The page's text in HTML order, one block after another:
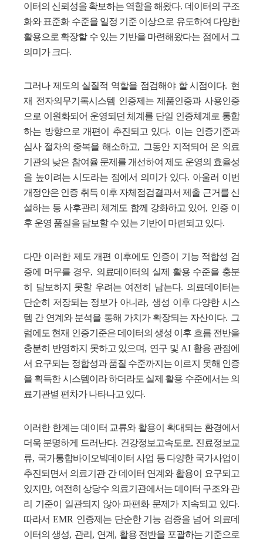
이터의 신뢰성을 확보하는 역할을 해왔다. 데이터의 구조
화와 표준화 수준을 일정 기준 이상으로 유도하여 다양한
활용으로 확장할 수 있는 기반을 마련해왔다는 점에서 그
의미가 크다.
그러나 제도의 실질적 역할을 점검해야 할 시점이다. 현
재 전자의무기록시스템 인증제는 제품인증과 사용인증
으로 이원화되어 운영되던 체계를 단일 인증체계로 통합
하는 방향으로 개편이 추진되고 있다. 이는 인증기준과
심사 절차의 중복을 해소하고, 그동안 지적되어 온 의료
기관의 낮은 참여율 문제를 개선하여 제도 운영의 효율성
을 높이려는 시도라는 점에서 의미가 있다. 아울러 이번
개정안은 인증 취득 이후 자체점검결과서 제출 근거를 신
설하는 등 사후관리 체계도 함께 강화하고 있어, 인증 이
후 운영 품질을 담보할 수 있는 기반이 마련되고 있다.
다만 이러한 제도 개편 이후에도 인증이 기능 적합성 검
증에 머무를 경우, 의료데이터의 실제 활용 수준을 충분
히 담보하지 못할 우려는 여전히 남는다. 의료데이터는
단순히 저장되는 정보가 아니라, 생성 이후 다양한 시스
템 간 연계와 분석을 통해 가치가 확장되는 자산이다. 그
럼에도 현재 인증기준은 데이터의 생성 이후 흐름 전반을
충분히 반영하지 못하고 있으며, 연구 및 AI 활용 관점에
서 요구되는 정합성과 품질 수준까지는 이르지 못해 인증
을 획득한 시스템이라 하더라도 실제 활용 수준에서는 의
료기관별 편차가 나타나고 있다.
이러한 한계는 데이터 교류와 활용이 확대되는 환경에서
더욱 분명하게 드러난다. 건강정보고속도로, 진료정보교
류, 국가통합바이오빅데이터 사업 등 다양한 국가사업이
추진되면서 의료기관 간 데이터 연계와 활용이 요구되고
있지만, 여전히 상당수 의료기관에서는 데이터 구조와 관
리 기준이 일관되지 않아 파편화 문제가 지속되고 있다.
따라서 EMR 인증제는 단순한 기능 검증을 넘어 의료데
이터의 생성, 관리 , 연계 , 활용 전반을 포괄하는 기준으로